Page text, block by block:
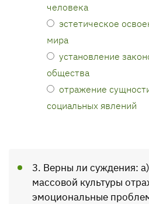
человека
эстетическое
мира
установление
общества
отражение
социальных явлений
3. Верны ли суждения:
массовой культуры
эмоциональные